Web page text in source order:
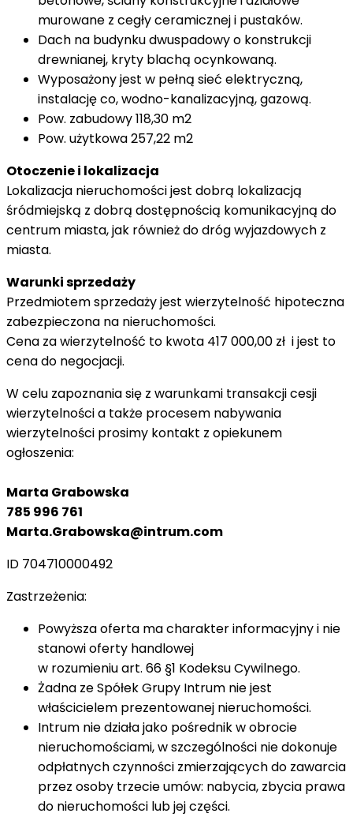
murowane z cegły ceramicznej i pustaków.
Dach na budynku dwuspadowy o konstrukcji
drewnianej, kryty blachą ocynkowaną.
Wyposażony jest w pełną sieć elektryczną,
instalację co, wodno-kanalizacyjną, gazową.
Pow. zabudowy 118,30 m2
Pow. użytkowa 257,22 m2
Otoczenie i lokalizacja
Lokalizacja nieruchomości jest dobrą lokalizacją
śródmiejską z dobrą dostępnością komunikacyjną do
centrum miasta, jak również do dróg wyjazdowych z
miasta.
Warunki sprzedaży
Przedmiotem sprzedaży jest wierzytelność hipoteczna
zabezpieczona na nieruchomości.
Cena za wierzytelność to kwota 417 000,00 zł i jest to
cena do negocjacji.
W celu zapoznania się z warunkami transakcji cesji
wierzytelności a także procesem nabywania
wierzytelności prosimy kontakt z opiekunem
ogłoszenia:
Marta Grabowska
785 996 761
Marta.Grabowska@intrum.com
ID 704710000492
Zastrzeżenia:
Powyższa oferta ma charakter informacyjny i nie
stanowi oferty handlowej
w rozumieniu art. 66 §1 Kodeksu Cywilnego.
Żadna ze Spółek Grupy Intrum nie jest
właścicielem prezentowanej nieruchomości.
Intrum nie działa jako pośrednik w obrocie
nieruchomościami, w szczególności nie dokonuje
odpłatnych czynności zmierzających do zawarcia
przez osoby trzecie umów: nabycia, zbycia prawa
do nieruchomości lub jej części.